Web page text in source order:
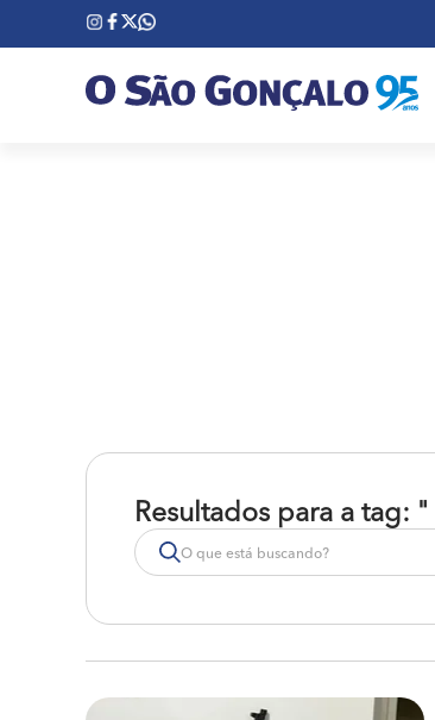
Resultados para a tag: "